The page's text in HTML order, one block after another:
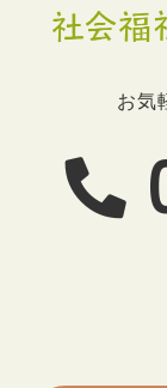
お気